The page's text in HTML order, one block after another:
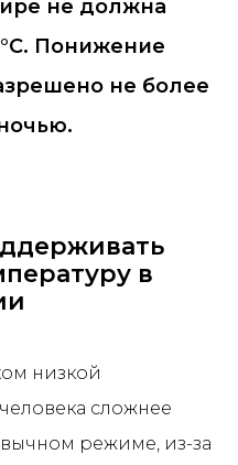
не должна
Понижение
не более
в
низкой
сложнее
режиме, из-за